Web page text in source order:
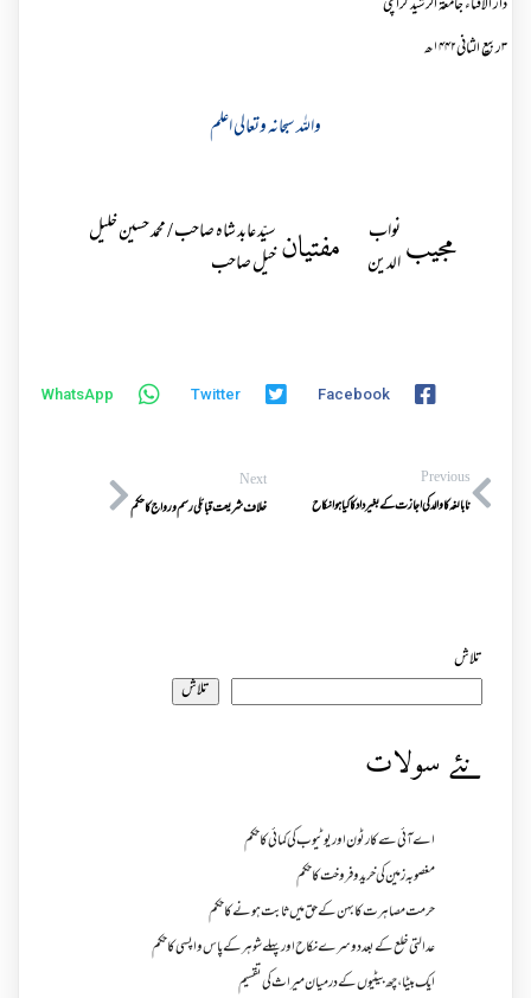
دار الافتاء جامعۃ الرشید کراچی
۳ربیع الثانی۱۴۴۲ھ
واللہ سبحانہ وتعالی اعلم
مجیب نواب
الدین
مفتیان سیّد عابد شاہ صاحب / محمد حسین خلیل
خیل صاحب
Facebook
Twitter
WhatsApp
Previous
نابالغہ کاوالد کی اجازت کے بغیر داد کا کیا ہوا نکاح
Next
خلاف شریعت قبائلی رسم ورواج کا حکم
تلاش
تلاش
نئے سولات
اے آئی سے کارٹون اور یوٹیوب کی کمائی کا حکم
مغصوبہ زمین کی خرید و فروخت کا حکم
حرمت مصاہرت کا بہن کے حق میں ثابت ہونے کا حکم
عدالتی خلع کے بعد دوسرے نکاح اور پہلے شوہر کے پاس واپسی کا حکم
ایک بیٹا ، چھ بیٹیوں کے درمیان میراث کی تقسیم